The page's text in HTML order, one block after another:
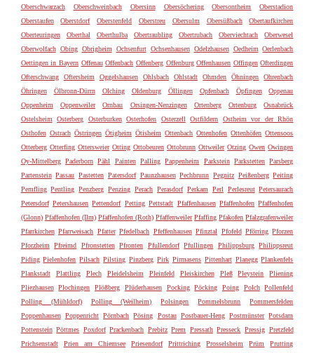
Oberschwarzach
Oberschweinbach Obersinn Obersöchering Obersontheim
Oberstadion
Oberstaufen
Oberstdorf Oberstenfeld Oberstreu Obersulm Obersüßbach
Obertaufkirchen
Oberteuringen
Oberthal Oberthulba Obertraubling Obertrubach Oberviechtach
Oberwesel
Oberwolfach Obing Obrigheim Ochsenfurt Ochsenhausen Odelzhausen Oedheim Oerlenbach
Oettingen in Bayern Offenau Offenbach Offenberg Offenburg Offenhausen Offingen Ofterdingen
Ofterschwang
Oftersheim Oggelshausen Ohlsbach Ohlstadt Ohmden Öhningen
Ohrenbach
Öhringen
Ölbronn-Dürrn Olching Oldenburg Öllingen Opfenbach Öpfingen
Oppenau
Oppenheim
Oppenweiler Ornbau Orsingen-Nenzingen Ortenberg Ortenburg
Osnabrück
Ostelsheim
Osterberg Osterburken Osterhofen Osterzell Ostfildern
Ostheim vor der Rhön
Osthofen Ostrach Östringen Ötigheim Ötisheim Ottenbach Ottenhofen Ottenhöfen Ottensoos
Otterberg Otterfing Ottersweier Otting Ottobeuren Ottobrunn Ottweiler Otzing Owen Owingen
Oy-Mittelberg Paderborn Pähl Painten Palling Pappenheim Parkstein Parkstetten Parsberg
Partenstein Passau Pastetten Patersdorf Paunzhausen Pechbrunn Pegnitz Peißenberg Peiting
Pemfling Pentling Penzberg Penzing Perach Perasdorf Perkam Perl Perlesreut Petersaurach
Petersdorf Petershausen Pettendorf Petting Pettstadt Pfaffenhausen Pfaffenhofen Pfaffenhofen
(Glonn) Pfaffenhofen (Ilm) Pfaffenhofen (Roth) Pfaffenweiler Pfaffing Pfakofen Pfalzgrafenweiler
Pfarrkirchen Pfarrweisach Pfatter Pfedelbach Pfeffenhausen Pfinztal Pfofeld Pförring Pforzen
Pforzheim
Pfreimd Pfronstetten Pfronten Pfullendorf Pfullingen Philippsburg Philippsreut
Piding Pielenhofen Pilsach Pilsting Pinzberg Pirk Pirmasens Pittenhart Planegg Plankenfels
Plankstadt
Plattling Plech Pleidelsheim Pleinfeld Pleiskirchen Pleß Pleystein
Pliening
Pliezhausen
Plochingen Plößberg Plüderhausen Pocking Pöcking Poing Polch
Pollenfeld
Polling (Mühldorf)
Polling (Weilheim) Polsingen Pommelsbrunn
Pommersfelden
Poppenhausen Poppenricht Pörnbach Pösing Postau Postbauer-Heng Postmünster Potsdam
Pottenstein Pöttmes Poxdorf Prackenbach Prebitz Prem Pressath Presseck Pressig Pretzfeld
Prichsenstadt
Prien am Chiemsee Priesendorf Prittriching Prosselsheim Prüm
Prutting